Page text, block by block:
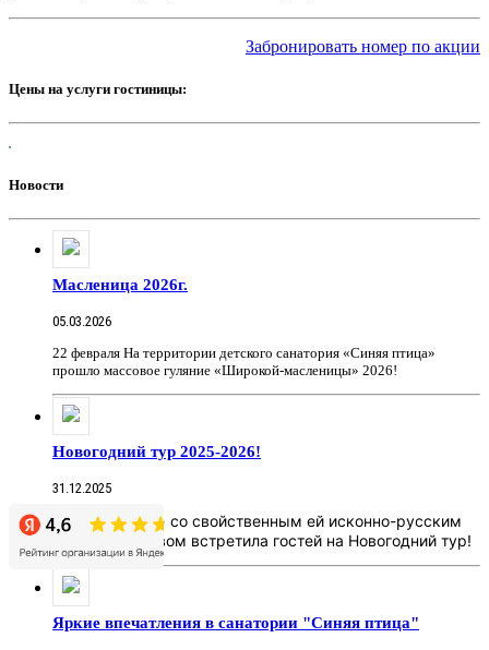
Забронировать номер по акции
Цены на услуги гостиницы:
Новости
Масленица 2026г.
05.03.2026
22 февраля На территории детского санатория «Синяя птица»
прошло массовое гуляние «Широкой-масленицы» 2026!
Новогодний тур 2025-2026!
31.12.2025
«Синяя Птица» со свойственным ей исконно-русским
гостеприимством встретила гостей на Новогодний тур!
Яркие впечатления в санатории "Синяя птица"